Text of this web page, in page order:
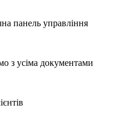
панель управління
з усіма документами